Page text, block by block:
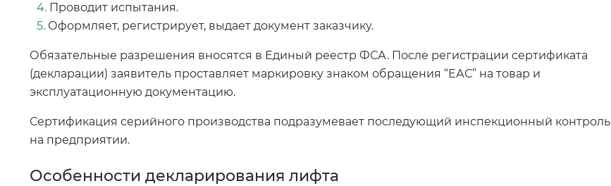
Проводит испытания.
Оформляет, регистрирует, выдает документ заказчику.
Обязательные разрешения вносятся в Единый реестр ФСА. После регистрации сертификата
(декларации) заявитель проставляет маркировку знаком обращения “ЕАС” на товар и
эксплуатационную документацию.
Сертификация серийного производства подразумевает последующий инспекционный контроль
на предприятии.
Особенности декларирования лифта